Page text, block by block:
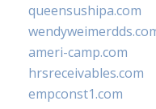
queensushipa.com
ameri-camp.com
hrsreceivables.com
empconst1.com